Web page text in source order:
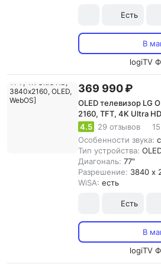
Есть
В
logiTV
369 990 ₽
OLED телевизор LG
2160, TFT, 4K Ultra
WebOS]
4.5 29 отзывов
Особенности звука:
Тип устройства:
Диагональ: 77"
Разрешение: 3840 x
WiSA: есть
Есть
В
logiTV